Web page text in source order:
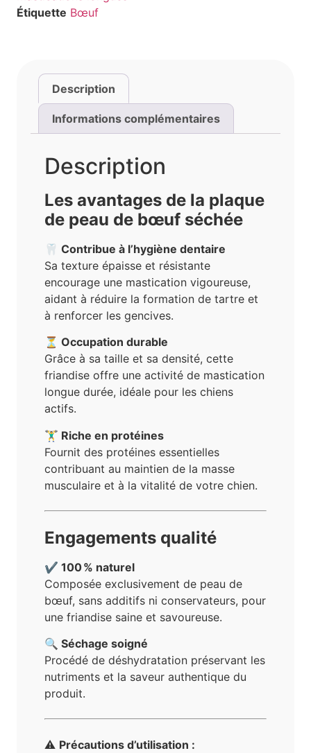
Étiquette Bœuf
Description
Informations complémentaires
Description
Les avantages de la plaque
de peau de bœuf séchée
🦷 Contribue à l’hygiène dentaire
Sa texture épaisse et résistante
encourage une mastication vigoureuse,
aidant à réduire la formation de tartre et
à renforcer les gencives.
⏳ Occupation durable
Grâce à sa taille et sa densité, cette
friandise offre une activité de mastication
longue durée, idéale pour les chiens
actifs.
🏋️‍♂️ Riche en protéines
Fournit des protéines essentielles
contribuant au maintien de la masse
musculaire et à la vitalité de votre chien.
Engagements qualité
✔️ 100 % naturel
Composée exclusivement de peau de
bœuf, sans additifs ni conservateurs, pour
une friandise saine et savoureuse.
🔍 Séchage soigné
Procédé de déshydratation préservant les
nutriments et la saveur authentique du
produit.
⚠️ Précautions d’utilisation :